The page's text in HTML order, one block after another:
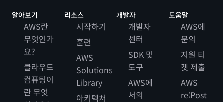
알아보기
AWS란
무엇인가
요?
클라우드
컴퓨팅이
란 무엇
리소스
시작하기
훈련
AWS
Solutions
Library
아키텍처
개발자
개발자
센터
SDK 및
도구
AWS에
서의
도움말
AWS에
문의
지원 티
켓 제출
AWS
re:Post